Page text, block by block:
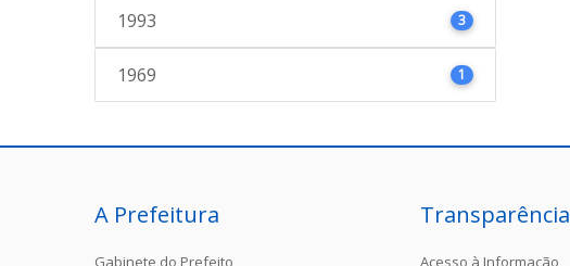
1993 3
1969 1
A Prefeitura
Gabinete do Prefeito
Transparência
Acesso à Informação